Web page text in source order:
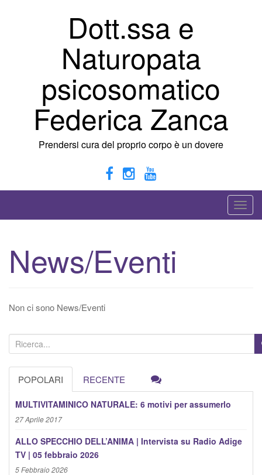
Dott.ssa e
Naturopata
psicosomatico
Federica Zanca
Prendersi cura del proprio corpo è un dovere
A
t
a
l
News/Eventi
Non ci sono News/Eventi
e
r
POPOLARI RECENTE
MULTIVITAMINICO NATURALE: 6 motivi per assumerlo
27 Aprile 2017
ALLO SPECCHIO DELL’ANIMA | Intervista su Radio Adige
TV | 05 febbraio 2026
5 Febbraio 2026